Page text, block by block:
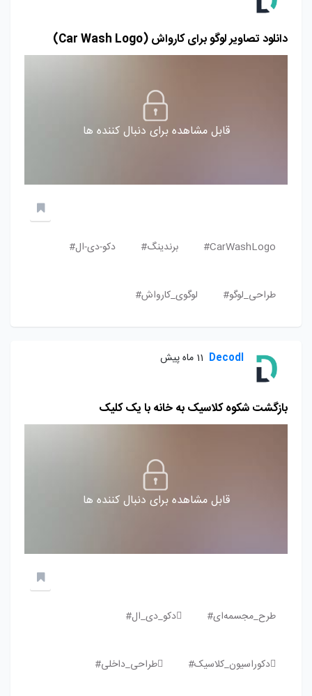
دانلود تصاویر لوگو برای کارواش (Car Wash Logo)
قابل مشاهده برای دنبال کننده ها
CarWashLogo# برندینگ# دکو-دی-ال#
طراحی_لوگو# لوگوی_کارواش#
Decodl 11 ماه پیش
بازگشت شکوه کلاسیک به خانه با یک کلیک
قابل مشاهده برای دنبال کننده ها
طرح_مجسمه‌ای# دکو_دی_ال#
دکوراسیون_کلاسیک# طراحی_داخلی#